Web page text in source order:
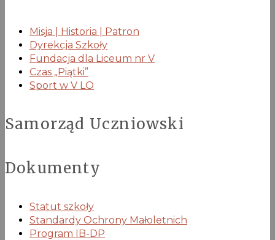
Misja | Historia | Patron
Dyrekcja Szkoły
Fundacja dla Liceum nr V
Czas „Piątki”
Sport w V LO
Samorząd Uczniowski
Dokumenty
Statut szkoły
Standardy Ochrony Małoletnich
Program IB-DP